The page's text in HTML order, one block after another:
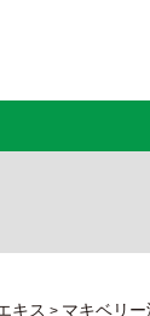
キス マキベリ